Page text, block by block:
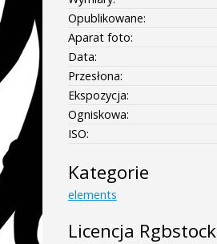
Opublikowane:
Aparat foto:
Data:
Przesłona:
Ekspozycja:
Ogniskowa:
ISO:
Kategorie
elements
Licencja Rgbstock